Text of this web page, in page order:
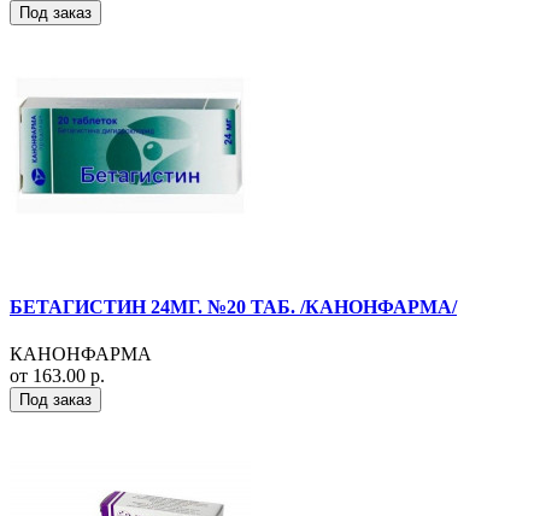
Под заказ
БЕТАГИСТИН 24МГ. №20 ТАБ. /КАНОНФАРМА/
КАНОНФАРМА
от 163.00 р.
Под заказ